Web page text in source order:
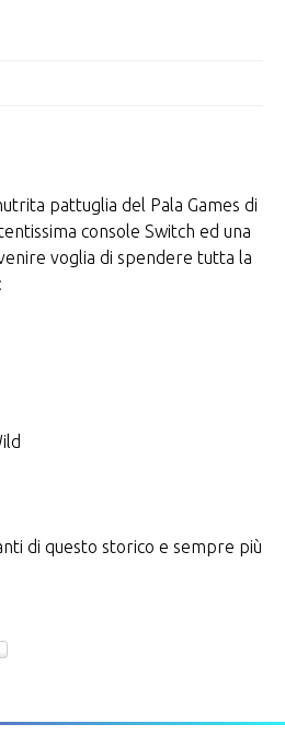
pattuglia del Pala Games di
console Switch ed una
voglia di spendere tutta la
di questo storico e sempre più